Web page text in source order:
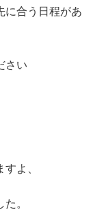
に合う日程があ
さい
よ、
。